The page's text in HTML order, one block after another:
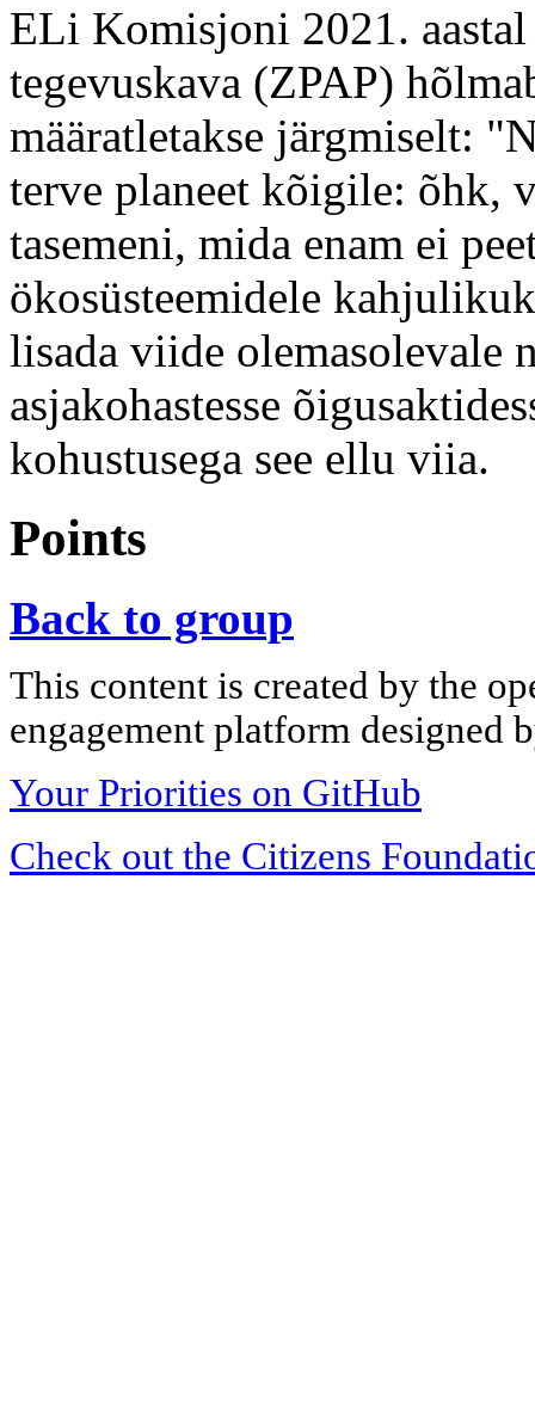
ELi Komisjoni 2021.
tegevuskava (ZPAP)
määratletakse järgmiselt:
terve planeet kõigile: õhk,
tasemeni, mida enam ei
ökosüsteemidele
lisada viide olemasolevale
asjakohastesse
kohustusega see ellu viia.
Points
Back to group
This content is created by the
engagement platform designed
Your Priorities on GitHub
Check out the Citizens